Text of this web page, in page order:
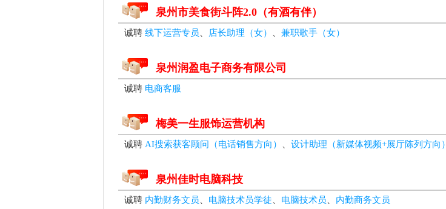
泉州市美食街斗阵2.0（有酒有伴）
诚聘 线下运营专员 店长助理（女） 兼职歌手（女）
泉州润盈电子商务有限公司
诚聘 电商客服
梅美一生服饰运营机构
诚聘 AI搜索获客顾问（电话销售方向） 设计助理（新媒体视频+展厅陈列方向）
泉州佳时电脑科技
诚聘 内勤财务文员 电脑技术员学徒 电脑技术员 内勤商务文员